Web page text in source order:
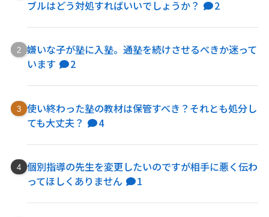
ブルはどう対処すればいいでしょうか？
2
嫌いな子が塾に入塾。通塾を続けさせるべきか迷って
います
2
使い終わった塾の教材は保管すべき？それとも処分し
ても大丈夫？
4
個別指導の先生を変更したいのですが相手に悪く伝わ
ってほしくありません
1